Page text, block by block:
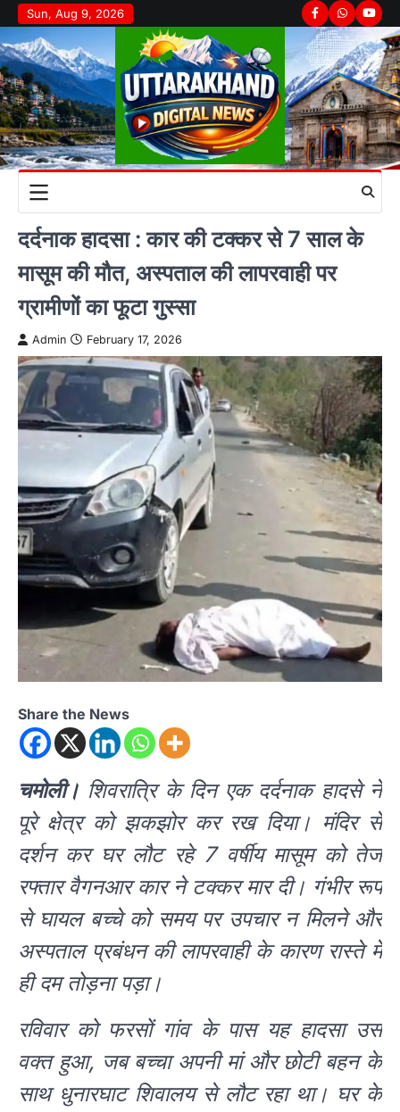
Skip
to
content
Sun, Aug 9, 2026 Facebook
Whatsapp
दर्दनाक हादसा : कार की टक्कर से 7 साल के
मासूम की मौत, अस्पताल की लापरवाही पर
ग्रामीणों का फूटा गुस्सा
Admin February 17, 2026
Share the News
चमोली। शिवरात्रि के दिन एक दर्दनाक हादसे ने
पूरे क्षेत्र को झकझोर कर रख दिया। मंदिर से
दर्शन कर घर लौट रहे 7 वर्षीय मासूम को तेज
रफ्तार वैगनआर कार ने टक्कर मार दी। गंभीर रूप
से घायल बच्चे को समय पर उपचार न मिलने और
अस्पताल प्रबंधन की लापरवाही के कारण रास्ते में
ही दम तोड़ना पड़ा।
रविवार को फरसों गांव के पास यह हादसा उस
वक्त हुआ, जब बच्चा अपनी मां और छोटी बहन के
साथ धुनारघाट शिवालय से लौट रहा था। घर के